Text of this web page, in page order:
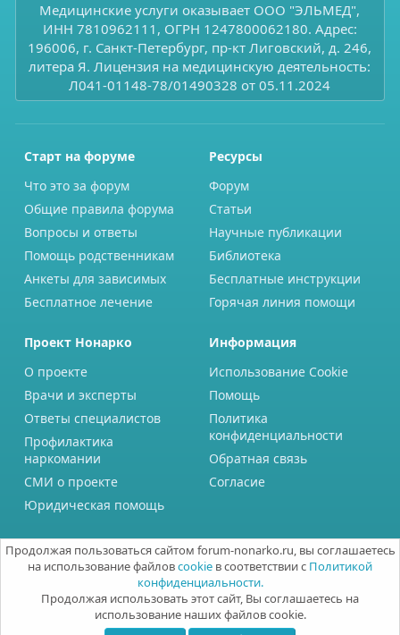
Медицинские услуги оказывает ООО "ЭЛЬМЕД",
ИНН 7810962111, ОГРН 1247800062180. Адрес:
196006, г. Санкт-Петербург, пр-кт Лиговский, д. 246,
литера Я. Лицензия на медицинскую деятельность:
Л041-01148-78/01490328 от 05.11.2024
Старт на форуме
Что это за форум
Общие правила форума
Вопросы и ответы
Помощь родственникам
Анкеты для зависимых
Бесплатное лечение
Ресурсы
Форум
Статьи
Научные публикации
Библиотека
Бесплатные инструкции
Горячая линия помощи
Проект Нонарко
О проекте
Врачи и эксперты
Ответы специалистов
Профилактика
наркомании
СМИ о проекте
Юридическая помощь
Информация
Использование Cookie
Помощь
Политика
конфиденциальности
Обратная связь
Согласие
Продолжая пользоваться сайтом forum-nonarko.ru, вы соглашаетесь
на использование файловcookie в соответствии с Политикой
конфиденциальности.
Продолжая использовать этот сайт, Вы соглашаетесь на
использование наших файлов cookie.